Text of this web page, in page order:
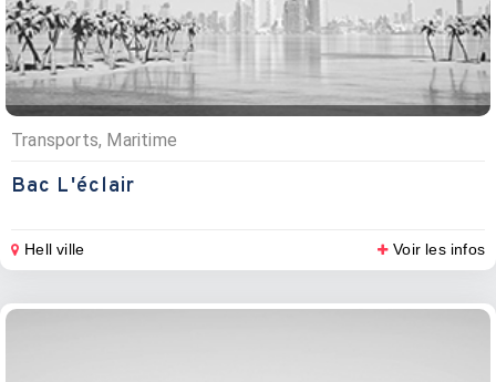
Transports, Maritime
Bac L'éclair
Hell ville Voir les infos